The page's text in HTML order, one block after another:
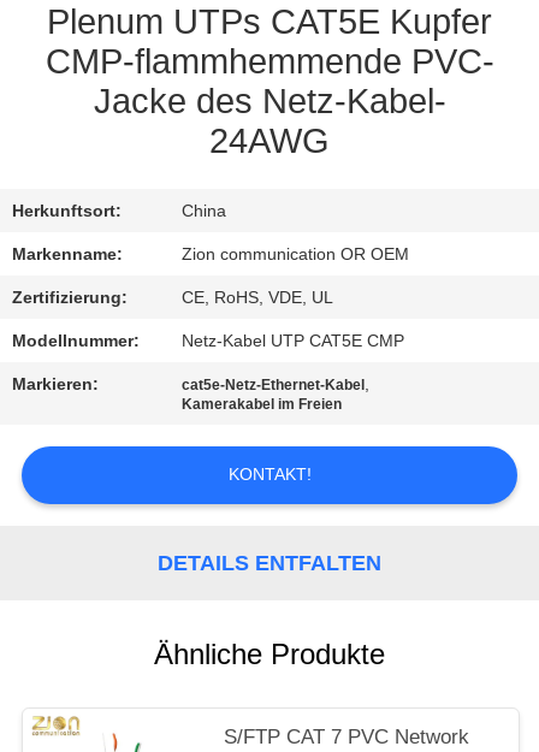
VERBINDUNG
ZITAT
SITEMAP
POLICY
Plenum UTPs CAT5E Kupfer
CMP-flammhemmende PVC-
Jacke des Netz-Kabel-
24AWG
Herkunftsort: China
Markenname: Zion communication OR OEM
Zertifizierung: CE, RoHS, VDE, UL
Modellnummer: Netz-Kabel UTP CAT5E CMP
Markieren: cat5e-Netz-Ethernet-Kabel ,
Kamerakabel im Freien
KONTAKT!
DETAILS ENTFALTEN
Ähnliche Produkte
S/FTP CAT 7 PVC Network